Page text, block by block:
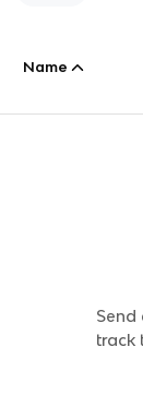
Name
Send
track